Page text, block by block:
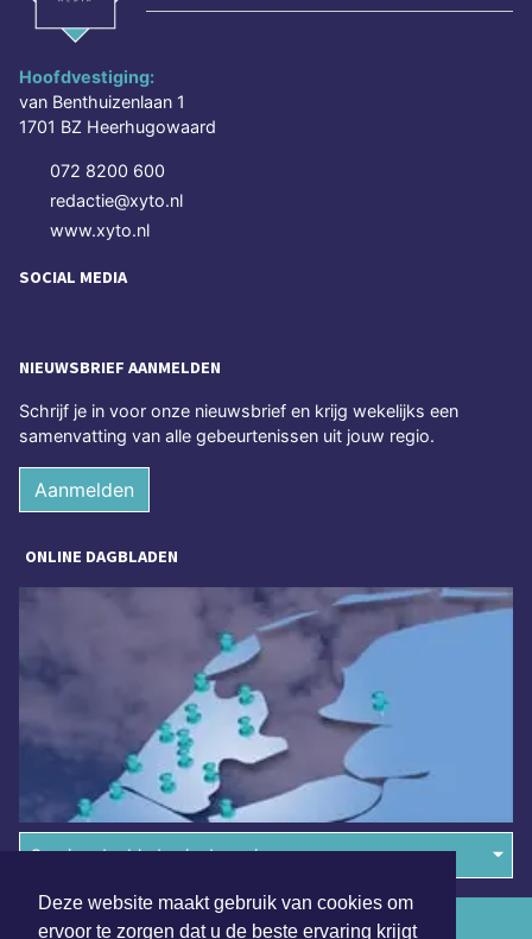
Deze website maakt gebruik van cookies om
ervoor te zorgen dat u de beste ervaring krijgt
Hoofdvestiging:
van Benthuizenlaan 1
1701 BZ Heerhugowaard
072 8200 600
redactie@xyto.nl
www.xyto.nl
SOCIAL MEDIA
NIEUWSBRIEF AANMELDEN
Schrijf je in voor onze nieuwsbrief en krijg wekelijks een
samenvatting van alle gebeurtenissen uit jouw regio.
Aanmelden
ONLINE DAGBLADEN
Overige dagbladen in de regio
Algemene voorwaarden